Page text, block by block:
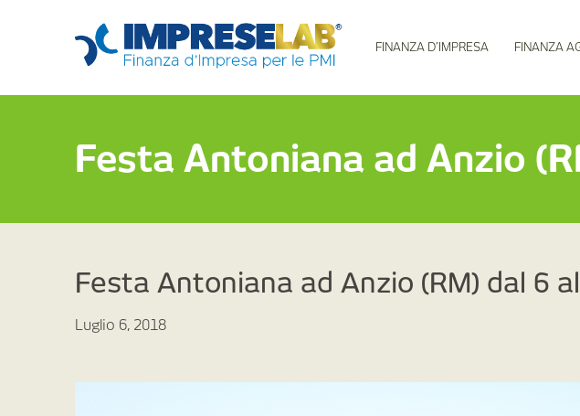
FINANZA D’IMPRESA FINANZA
Festa Antoniana ad Anzio
Festa Antoniana ad Anzio (RM) dal 6
Luglio 6, 2018